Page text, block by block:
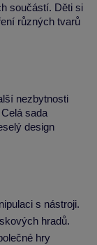
součástí. Děti si
různých tvarů
nezbytnosti
sada
design
s nástroji.
hradů.
hry